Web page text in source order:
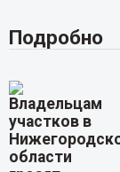
Подробно